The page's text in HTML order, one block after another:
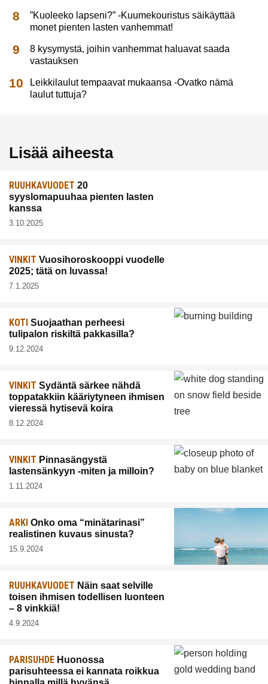
”Kuoleeko lapseni?” -Kuumekouristus säikäyttää
monet pienten lasten vanhemmat!
8 kysymystä, joihin vanhemmat haluavat saada
vastauksen
Leikkilaulut tempaavat mukaansa -Ovatko nämä
laulut tuttuja?
Lisää aiheesta
RUUHKAVUODET 20
syyslomapuuhaa pienten lasten
kanssa
3.10.2025
VINKIT Vuosihoroskooppi vuodelle
2025; tätä on luvassa!
7.1.2025
KOTI Suojaathan perheesi
tulipalon riskiltä pakkasilla?
9.12.2024
VINKIT Sydäntä särkee nähdä
toppatakkiin kääriytyneen ihmisen
vieressä hytisevä koira
8.12.2024
VINKIT Pinnasängystä
lastensänkyyn -miten ja milloin?
1.11.2024
ARKI Onko oma “minätarinasi”
realistinen kuvaus sinusta?
15.9.2024
RUUHKAVUODET Näin saat selville
toisen ihmisen todellisen luonteen
– 8 vinkkiä!
4.9.2024
PARISUHDE Huonossa
parisuhteessa ei kannata roikkua